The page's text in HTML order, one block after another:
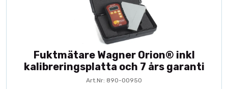
Fuktmätare Wagner Orion® inkl
kalibreringsplatta och 7 års garanti
Art.Nr: 890-00950